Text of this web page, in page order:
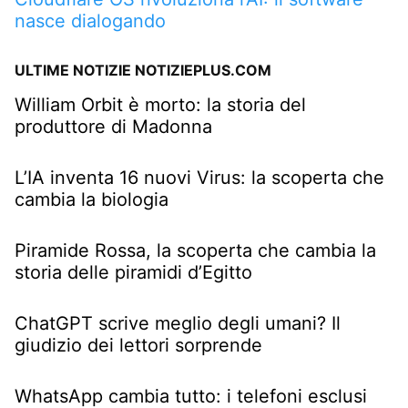
nasce dialogando
ULTIME NOTIZIE NOTIZIEPLUS.COM
William Orbit è morto: la storia del
produttore di Madonna
L’IA inventa 16 nuovi Virus: la scoperta che
cambia la biologia
Piramide Rossa, la scoperta che cambia la
storia delle piramidi d’Egitto
ChatGPT scrive meglio degli umani? Il
giudizio dei lettori sorprende
WhatsApp cambia tutto: i telefoni esclusi